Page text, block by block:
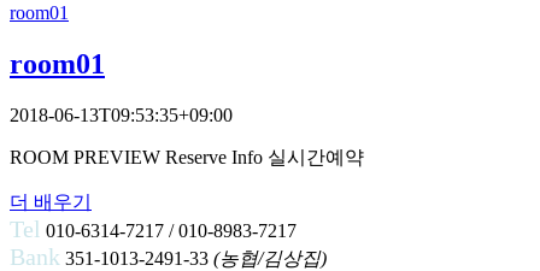
room01
room01
2018-06-13T09:53:35+09:00
ROOM PREVIEW Reserve Info 실시간예약
더 배우기
Tel 010-6314-7217 / 010-8983-7217
Bank 351-1013-2491-33 (농협/김상집)